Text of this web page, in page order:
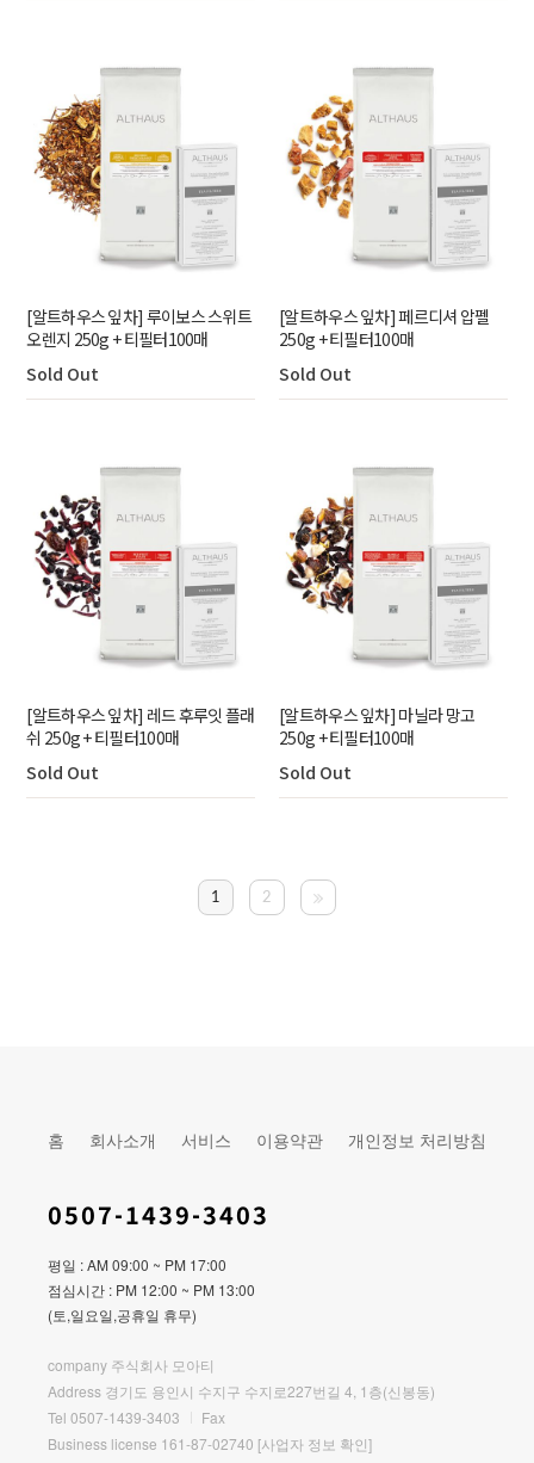
[알트하우스 잎차] 루이보스 스위트
오렌지 250g + 티필터100매
Sold Out
[알트하우스 잎차] 페르디셔 압펠
250g + 티필터100매
Sold Out
[알트하우스 잎차] 레드 후루잇 플래
쉬 250g + 티필터100매
Sold Out
[알트하우스 잎차] 마닐라 망고
250g + 티필터100매
Sold Out
1 2
홈 회사소개 서비스 이용약관 개인정보 처리방침
0507-1439-3403
평일 : AM 09:00 ~ PM 17:00
점심시간 : PM 12:00 ~ PM 13:00
(토,일요일,공휴일 휴무)
company 주식회사 모아티
Address 경기도 용인시 수지구 수지로227번길 4, 1층(신봉동)
Tel 0507-1439-3403
Fax
Business license 161-87-02740 [사업자 정보 확인]